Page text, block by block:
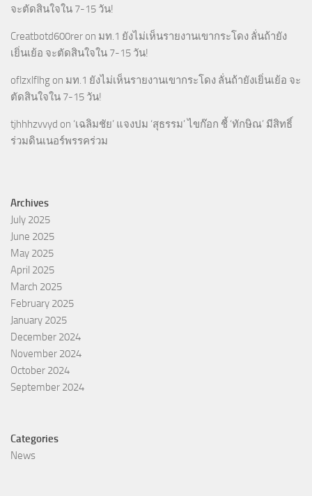
จะตัดสินใจใน 7-15 วัน!
Creatbotd600rer on มท.1 ยังไม่เห็นรายงานเขากระโดง ลั่นถ้ายัง
เยิ่นเย้อ จะตัดสินใจใน 7-15 วัน!
oflzxlflhg on มท.1 ยังไม่เห็นรายงานเขากระโดง ลั่นถ้ายังเยิ่นเย้อ จะ
ตัดสินใจใน 7-15 วัน!
tjhhhzvvyd on ‘เฉลิมชัย’ แจงปม ‘สุธรรม’ ไขก๊อก ชี้ ‘ทักษิณ’ มีสิทธิ์
ร่วมดินเนอร์พรรคร่วม
Archives
July 2025
June 2025
May 2025
April 2025
March 2025
February 2025
January 2025
December 2024
November 2024
October 2024
September 2024
Categories
News